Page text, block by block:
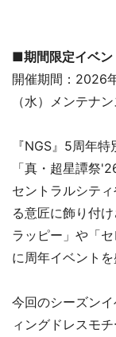
■期間限定イベン
開催期間：2026
（水）メンテナ
『NGS』5周年
「真・超星譚祭
セントラルシテ
る意匠に飾り付
ラッピー」や「
に周年イベントを
今回のシーズン
ィングドレスモ